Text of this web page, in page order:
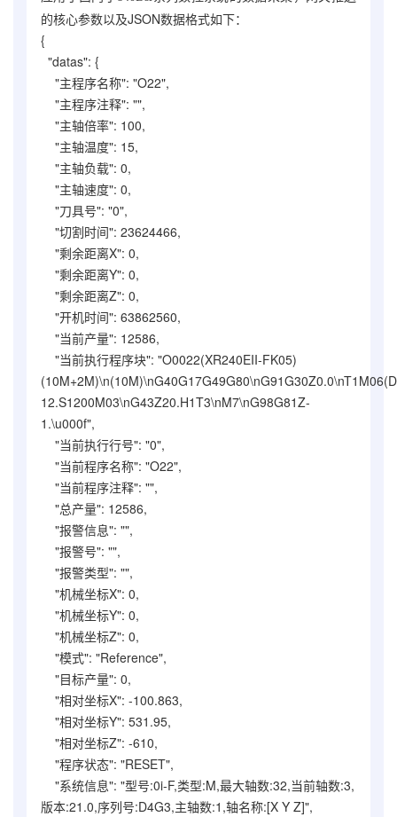
的核心参数以及JSON数据格式如下：
{
"datas": {
"主程序名称": "O22",
"主程序注释": "",
"主轴倍率": 100,
"主轴温度": 15,
"主轴负载": 0,
"主轴速度": 0,
"刀具号": "0",
"切割时间": 23624466,
"剩余距离X": 0,
"剩余距离Y": 0,
"剩余距离Z": 0,
"开机时间": 63862560,
"当前产量": 12586,
"当前执行程序块": "O0022(XR240EII-FK05)
12.S1200M03\nG43Z20.H1T3\nM7\nG98G81Z-
1.\u000f",
"当前执行行号": "0",
"当前程序名称": "O22",
"当前程序注释": "",
"总产量": 12586,
"报警信息": "",
"报警号": "",
"报警类型": "",
"机械坐标X": 0,
"机械坐标Y": 0,
"机械坐标Z": 0,
"模式": "Reference",
"目标产量": 0,
"相对坐标X": -100.863,
"相对坐标Y": 531.95,
"相对坐标Z": -610,
"程序状态": "RESET",
"系统信息": "型号:0i-F,类型:M,最大轴数:32,当前轴数:3,
版本:21.0,序列号:D4G3,主轴数:1,轴名称:[X Y Z]",